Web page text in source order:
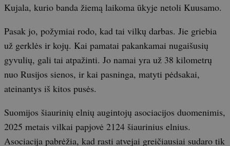
Kujala, kurio banda žiemą laikoma ūkyje netoli Kuusamo.
Pasak jo, požymiai rodo, kad tai vilkų darbas. Jie griebia
už gerklės ir kojų. Kai pamatai pakankamai nugaišusių
gyvulių, gali tai atpažinti. Jo namai yra už 38 kilometrų
nuo Rusijos sienos, ir kai pasninga, matyti pėdsakai,
ateinantys iš kitos pusės.
Suomijos šiaurinių elnių augintojų asociacijos duomenimis,
2025 metais vilkai papjovė 2124 šiaurinius elnius.
Asociacija pabrėžia, kad rasti atvejai greičiausiai sudaro tik